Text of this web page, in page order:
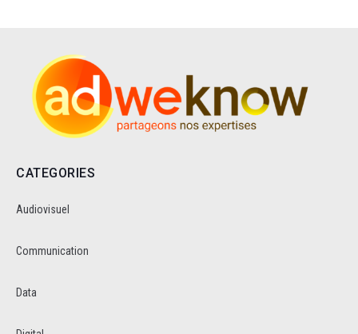
CATEGORIES
Audiovisuel
Communication
Data